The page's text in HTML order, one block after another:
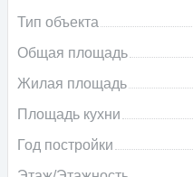
Тип объекта
Общая площадь
Жилая площадь
Площадь кухни
Год постройки